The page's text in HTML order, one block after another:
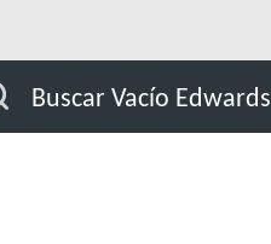
Buscar Vacío Edwards